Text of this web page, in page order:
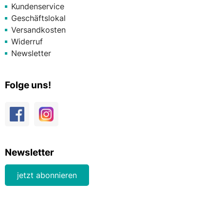
Kundenservice
Geschäftslokal
Versandkosten
Widerruf
Newsletter
Folge uns!
Newsletter
jetzt abonnieren